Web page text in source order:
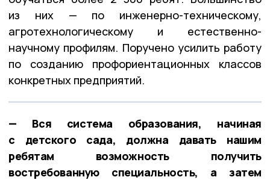
из них — по инженерно-техническому,
агротехнологическому и естественно-
научному профилям. Поручено усилить работу
по созданию профориентационных классов
конкретных предприятий.
— Вся система образования, начиная
с детского сада, должна давать нашим
ребятам возможность получить
востребованную специальность, а затем